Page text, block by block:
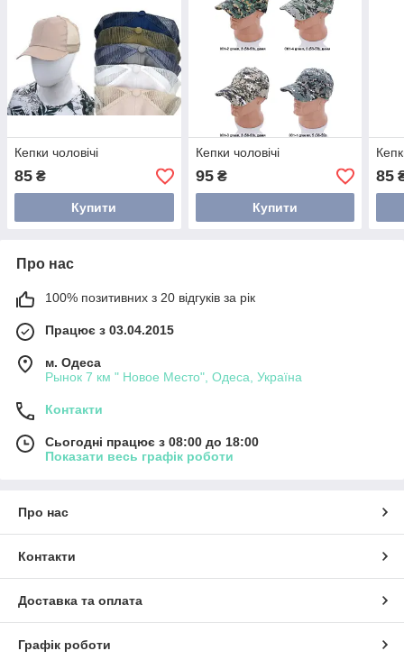
Кепки чоловічі
85 ₴
Купити
Кепки чоловічі
95₴
Купити
85
Про нас
100% позитивних з 20 відгуків за рік
Працює з 03.04.2015
м. Одеса
Рынок 7 км " Новое Место", Одеса, Україна
Контакти
Сьогодні працює з 08:00 до 18:00
Показати весь графік роботи
Про нас
Контакти
Доставка та оплата
Графік роботи